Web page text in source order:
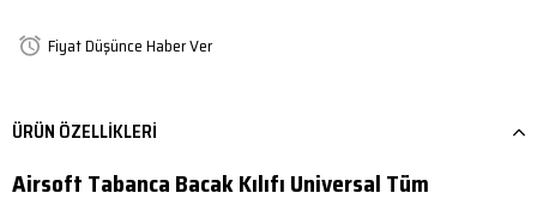
Fiyat Düşünce Haber Ver
ÜRÜN ÖZELLIKLERI
Airsoft Tabanca Bacak Kılıfı Universal Tüm